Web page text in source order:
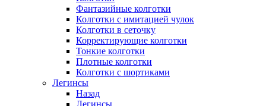
Фантазийные колготки
Колготки с имитацией чулок
Колготки в сеточку
Корректирующие колготки
Тонкие колготки
Плотные колготки
Колготки с шортиками
Легинсы
Назад
Легинсы